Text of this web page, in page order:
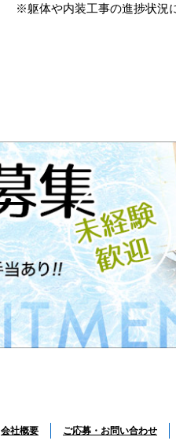
※躯体や内装工事の進捗状況
会社概要 ご応募・お問い合わせ